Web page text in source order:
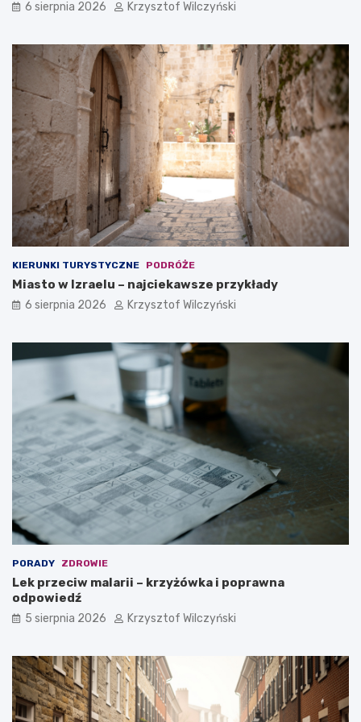
y
o
f
r
y
?
e
d
e
l
y
m
w
y
r
e
m
6 sierpnia 2026 Krzysztof Wilczyński
KIERUNKI TURYSTYCZNE PODRÓŻE
Miasto w Izraelu – najciekawsze przykłady
6 sierpnia 2026 Krzysztof Wilczyński
PORADY ZDROWIE
Lek przeciw malarii – krzyżówka i poprawna
odpowiedź
5 sierpnia 2026 Krzysztof Wilczyński